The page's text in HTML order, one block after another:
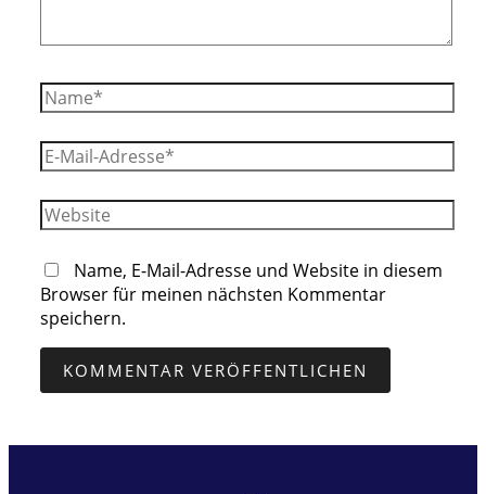
Name*
E-
Mail-
Adresse*
Website
Name, E-Mail-Adresse und Website in diesem
Browser für meinen nächsten Kommentar
speichern.